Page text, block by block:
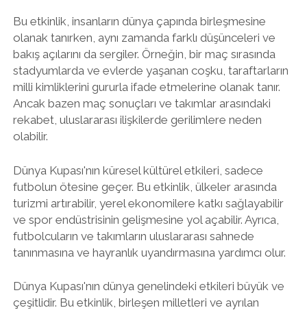
Bu etkinlik, insanların dünya çapında birleşmesine
olanak tanırken, aynı zamanda farklı düşünceleri ve
bakış açılarını da sergiler. Örneğin, bir maç sırasında
stadyumlarda ve evlerde yaşanan coşku, taraftarların
milli kimliklerini gururla ifade etmelerine olanak tanır.
Ancak bazen maç sonuçları ve takımlar arasındaki
rekabet, uluslararası ilişkilerde gerilimlere neden
olabilir.
Dünya Kupası'nın küresel kültürel etkileri, sadece
futbolun ötesine geçer. Bu etkinlik, ülkeler arasında
turizmi artırabilir, yerel ekonomilere katkı sağlayabilir
ve spor endüstrisinin gelişmesine yol açabilir. Ayrıca,
futbolcuların ve takımların uluslararası sahnede
tanınmasına ve hayranlık uyandırmasına yardımcı olur.
Dünya Kupası'nın dünya genelindeki etkileri büyük ve
çeşitlidir. Bu etkinlik, birleşen milletleri ve ayrılan